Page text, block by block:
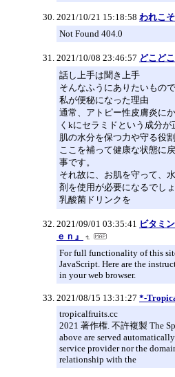
2021/10/21 15:18:58 われこ
Not Found 404.0
2021/10/08 23:46:57 どこど
話し上手は聞き上手
そんなふうにありたいもの
私が便秘になった理由
通常、アトピー性皮膚炎に
くkにセラミドという成分が
肌の水分を保つ力や守る役
ここを補って健康な状態に
事です。
それ故に、お肌を守って、
剤を使用が必要になるでし
乳酸菌ドリンクを
2021/09/01 03:35:41 ビタミ
ｅｎ』
For full functionality of this
JavaScript. Here are the
in your web browser.
2021/08/15 13:31:27 *-
tropicalfruits.cc
2021 著作権. 不許複製 The
above are served
service provider nor the
relationship with the